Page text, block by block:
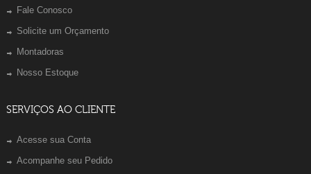
Fale Conosco
Solicite um Orçamento
Montadoras
Nosso Estoque
SERVIÇOS AO CLIENTE
Acesse sua Conta
Acompanhe seu Pedido